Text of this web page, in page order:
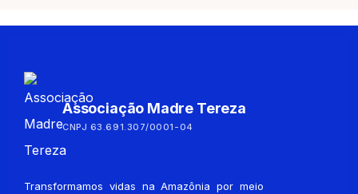
Associação Madre Tereza
CNPJ 63.691.307/0001-04
Transformamos vidas na Amazônia por meio